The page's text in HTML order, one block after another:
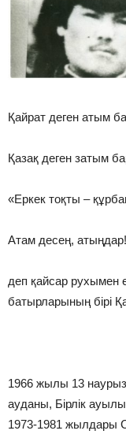
Қайрат деген атым
Қазақ деген затым
«Еркек тоқты –
Атам десең,
деп қайсар рухымен
батырларының бірі
1966 жылы 13
ауданы, Бірлік
1973-1981 жылдары